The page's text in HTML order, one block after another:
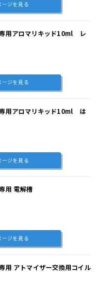
ジを見る
用アロマリキッド10ml レ
ジを見る
用アロマリキッド10ml は
ジを見る
用 電解槽
ジを見る
用 アトマイザー交換用コイル